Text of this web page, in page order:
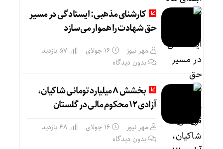
کارشنای مذهبی: ایستادگی در مسیر
حق شهادت را هموار می‌سازد
مهر نیوز 16 جولای
بدون دیدگاه
بخشش ۸ میلیارد تومانی شاکیان،
آزادی ۱۲ محکوم مالی در گلستان
مهر نیوز 16 جولای
بدون دیدگاه